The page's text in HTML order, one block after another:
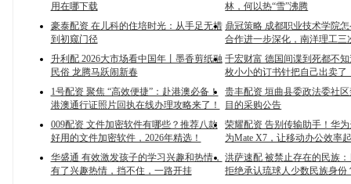
用在哪下载
林，何以热“雪”沸腾
豪泰配资 在儿科的住培时光：从手足无措
到初窥门径
鼎冠策略 成都职业技术学院
合作进一步深化，南洋理工三
升利配 2026大市场看中国年丨墨香剪纸融
民俗 龙腾马跃闹新春
千宏财富 德国间谍到死都不
枚小小的订书针把自己出卖了
1号配资 聚焦 “高效便捷”：赴港澳必备！
港澳通行证照片回执在线办理攻略来了！
贵丰配资 垣曲县委政法委社
目的采购公告
009配资 文件加密软件有哪些？推荐八款
好用的文件加密软件，2026年精选！
荣耀配资 告别传输助手！华
为Mate X7，让移动办公效率
华盛通 有效激发孩子的学习兴趣和热情，
有了兴趣热情，挡不住，一路开挂
洪萨速配 被禁止存在的民族
拒绝承认琉球人少数民族身份